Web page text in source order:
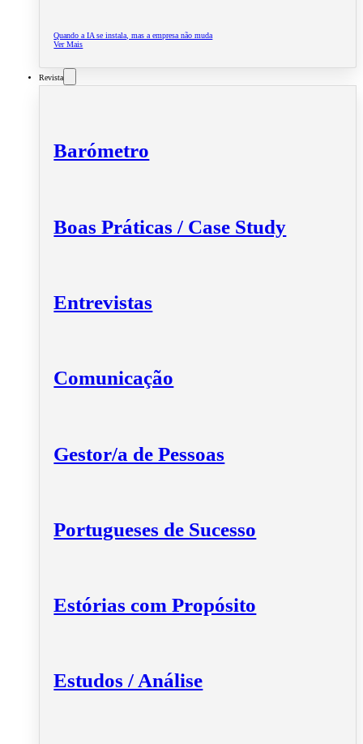
Quando a IA se instala, mas a empresa não muda
Ver Mais
Revista
Barómetro
Boas Práticas / Case Study
Entrevistas
Comunicação
Gestor/a de Pessoas
Portugueses de Sucesso
Estórias com Propósito
Estudos / Análise